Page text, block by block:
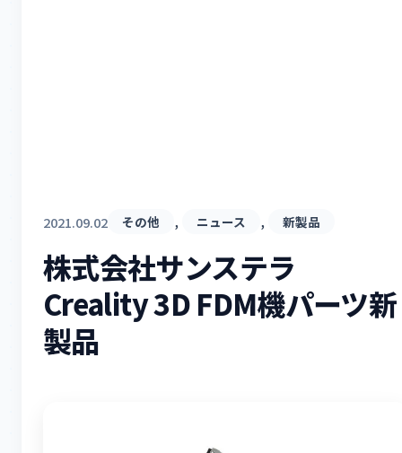
2021.09.02 その他 , ニュース , 新製品
株式会社サンステラ
Creality 3D FDM機パーツ新
製品